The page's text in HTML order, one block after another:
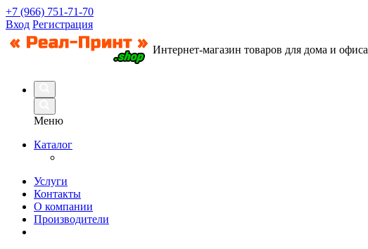
+7 (966) 751-71-70
Вход Регистрация
Интернет-магазин товаров для дома и офиса
Меню
Каталог
Услуги
Контакты
О компании
Производители